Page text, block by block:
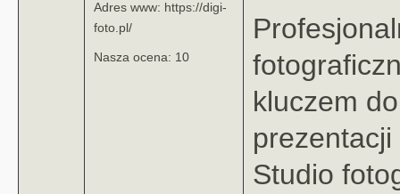
Adres www: https://digi-
foto.pl/
Nasza ocena: 10
kluczem
Studio